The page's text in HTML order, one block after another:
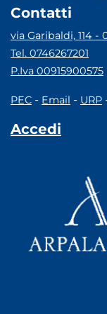
Contatti
via Garibaldi, 114 -
Tel. 0746267201
P.Iva 00915900575
PEC - Email - URP
Accedi